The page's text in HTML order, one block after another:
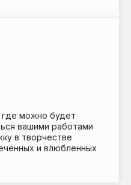
где можно будет
вашими работами
в творчестве
и влюбленных